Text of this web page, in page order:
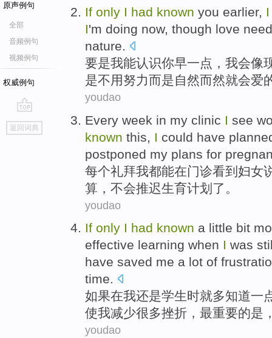
原声例句
全部
音频例句
视频例句
权威例句
go
top
返回词典
If only I had known you earlier, I
I'm doing now, though love
nature.
要是我能认识你早一点 ， 我会像
是不用努力而是自然而然就会爱
youdao
Every week in my clinic I see
known this I could have
postponed my plans for
每个礼拜我都能在门诊看到 妇女
算， 不会推迟生育计划 了。
youdao
If only I had known a little bit
effective learning when I was
have saved me a lot of
time.
如果在我还是学生时就多知道一
使我减少很多挫折 ， 最重要的是
youdao